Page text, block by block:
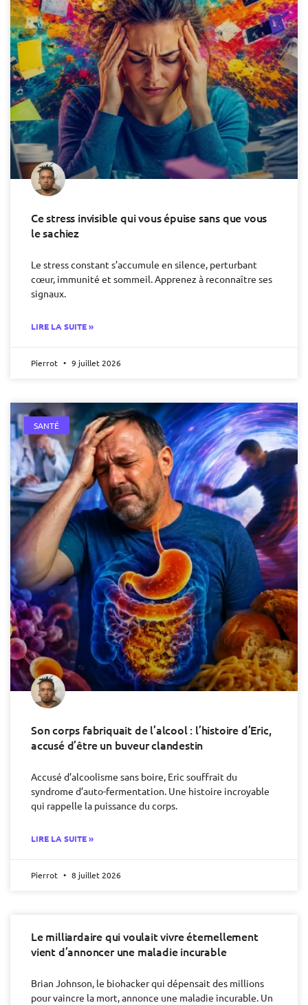
Ce stress invisible qui vous épuise sans que vous
le sachiez
Le stress constant s’accumule en silence, perturbant
cœur, immunité et sommeil. Apprenez à reconnaître ses
signaux.
LIRE LA SUITE »
Pierrot 9 juillet 2026
SANTÉ
Son corps fabriquait de l’alcool : l’histoire d’Eric,
accusé d’être un buveur clandestin
Accusé d’alcoolisme sans boire, Eric souffrait du
syndrome d’auto-fermentation. Une histoire incroyable
qui rappelle la puissance du corps.
LIRE LA SUITE »
Pierrot 8 juillet 2026
Le milliardaire qui voulait vivre éternellement
vient d’annoncer une maladie incurable
Brian Johnson, le biohacker qui dépensait des millions
pour vaincre la mort, annonce une maladie incurable. Un